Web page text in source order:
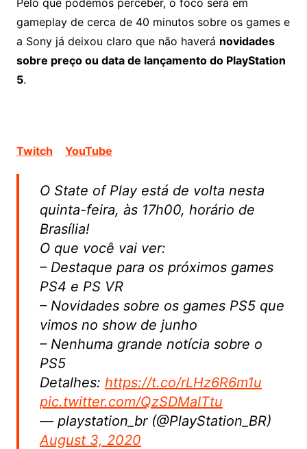
gameplay de cerca de 40 minutos sobre os games e
a Sony já deixou claro que não haverá novidades
sobre preço ou data de lançamento do PlayStation
5.
Twitch
YouTube
O State of Play está de volta nesta
quinta-feira, às 17h00, horário de
Brasília!
O que você vai ver:
– Destaque para os próximos games
PS4 e PS VR
– Novidades sobre os games PS5 que
vimos no show de junho
– Nenhuma grande notícia sobre o
PS5
Detalhes: https://t.co/rLHz6R6m1u
pic.twitter.com/QzSDMaITtu
— playstation_br (@PlayStation_BR)
August 3, 2020